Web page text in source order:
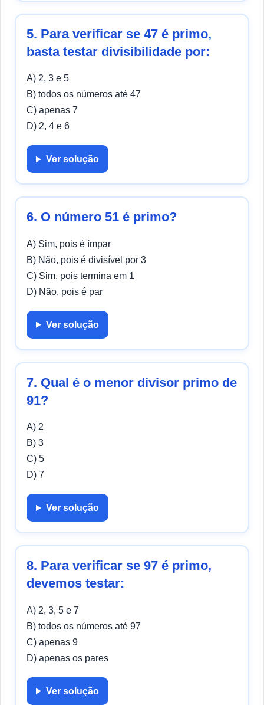
5. Para verificar se 47 é primo,
basta testar divisibilidade por:
A) 2, 3 e 5
B) todos os números até 47
C) apenas 7
D) 2, 4 e 6
Ver solução
6. O número 51 é primo?
A) Sim, pois é ímpar
B) Não, pois é divisível por 3
C) Sim, pois termina em 1
D) Não, pois é par
Ver solução
7. Qual é o menor divisor primo de
91?
A) 2
B) 3
C) 5
D) 7
Ver solução
8. Para verificar se 97 é primo,
devemos testar:
A) 2, 3, 5 e 7
B) todos os números até 97
C) apenas 9
D) apenas os pares
Ver solução